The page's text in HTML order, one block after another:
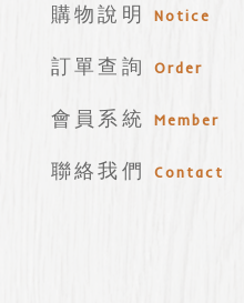
購物說明Notice
訂單查詢Order
會員系統Member
聯絡我們Contact